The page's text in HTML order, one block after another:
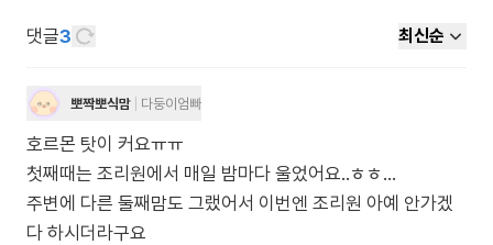
댓글3 최신순
뽀짝뽀식맘 다둥이엄빠
호르몬 탓이 커요ㅠㅠ
첫째때는 조리원에서 매일 밤마다 울었어요..ㅎㅎ...
주변에 다른 둘째맘도 그랬어서 이번엔 조리원 아예 안가겠
다 하시더라구요